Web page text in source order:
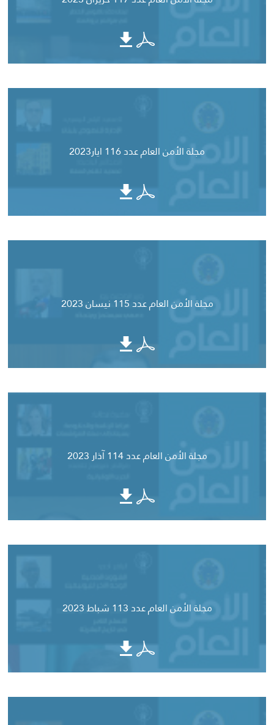
مجلة الأمن العام عدد 116 ايار2023
مجلة الأمن العام عدد 115 نيسان 2023
مجلة الأمن العام عدد 114 آذار 2023
مجلة الأمن العام عدد 113 شباط 2023